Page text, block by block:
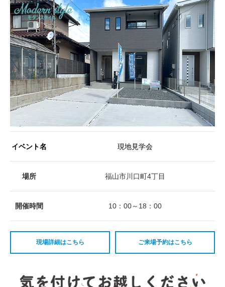
イベント名 現地見学会
場所 福山市川口町4丁目
開催時間 10：00～18：00
現場詳細はこちら ご来場予約はこちら